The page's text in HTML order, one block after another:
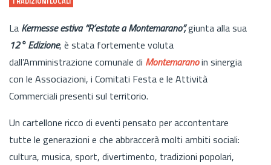
La Kermesse estiva “R’estate a Montemarano”,giunta alla sua
12° Edizione, è stata fortemente voluta
dall’Amministrazione comunale di Montemaranoin sinergia
con le Associazioni, i Comitati Festa e le Attività
Commerciali presenti sul territorio.
Un cartellone ricco di eventi pensato per accontentare
tutte le generazioni e che abbraccerà molti ambiti sociali:
cultura, musica, sport, divertimento, tradizioni popolari,